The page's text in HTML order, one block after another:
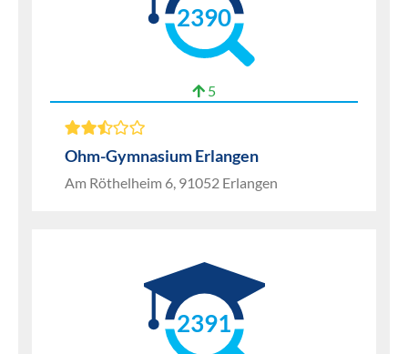
2390
5
Ohm-Gymnasium Erlangen
Am Röthelheim 6, 91052 Erlangen
2391